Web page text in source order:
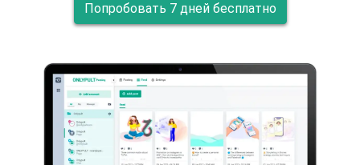
Попробовать 7 дней бесплатно